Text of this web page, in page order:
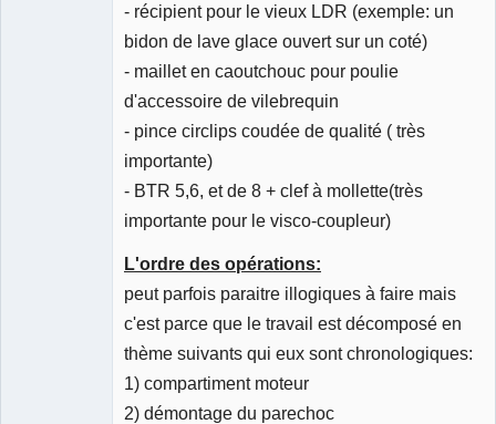
- récipient pour le vieux LDR (exemple: un
bidon de lave glace ouvert sur un coté)
- maillet en caoutchouc pour poulie
d'accessoire de vilebrequin
- pince circlips coudée de qualité ( très
importante)
- BTR 5,6, et de 8 + clef à mollette(très
importante pour le visco-coupleur)
L'ordre des opérations:
peut parfois paraitre illogiques à faire mais
c'est parce que le travail est décomposé en
thème suivants qui eux sont chronologiques:
1) compartiment moteur
2) démontage du parechoc